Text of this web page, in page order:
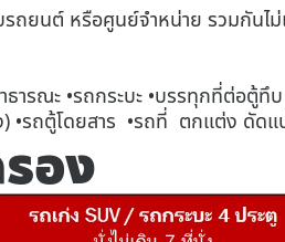
ถยนต์ หรือศูนย์จำหน่าย รวมกันไ
ธารณะ •รถกระบะ •บรรทุกที่ต่อ
•รถตู้โดยสาร •รถที่ ตกแต่ง ดัด
อง